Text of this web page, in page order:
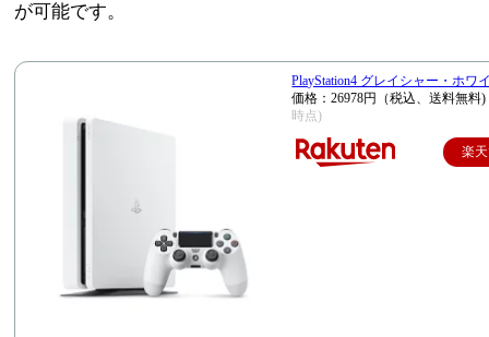
が可能です。
PlayStation4 グレイシャー・ホワ
価格：26978円（税込、送料無料)
時点)
楽